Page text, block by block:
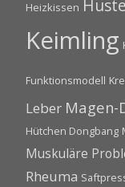
Heizkissen
Keimling
Funktionsmodell
Leber Magen-
Hütchen Dongbang
Muskuläre
Rheuma